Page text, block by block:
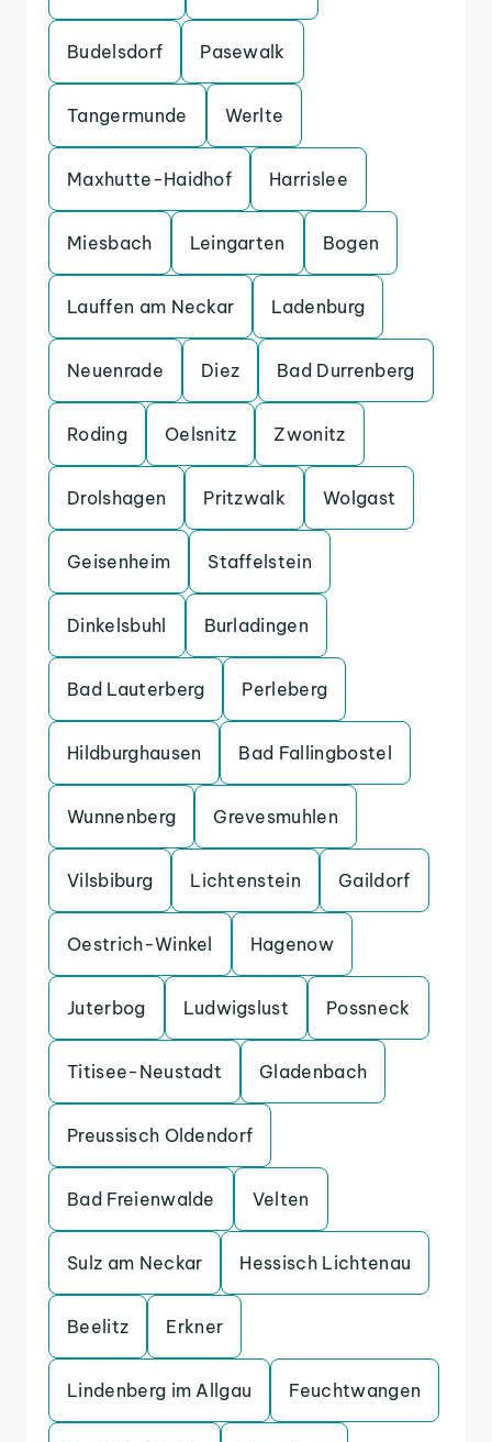
Budelsdorf Pasewalk
Tangermunde Werlte
Maxhutte-Haidhof Harrislee
Miesbach Leingarten Bogen
Lauffen am Neckar Ladenburg
Neuenrade Diez Bad Durrenberg
Roding Oelsnitz Zwonitz
Drolshagen Pritzwalk Wolgast
Geisenheim Staffelstein
Dinkelsbuhl Burladingen
Bad Lauterberg Perleberg
Hildburghausen Bad Fallingbostel
Wunnenberg Grevesmuhlen
Vilsbiburg Lichtenstein Gaildorf
Oestrich-Winkel Hagenow
Juterbog Ludwigslust Possneck
Titisee-Neustadt Gladenbach
Preussisch Oldendorf
Bad Freienwalde Velten
Sulz am Neckar Hessisch Lichtenau
Beelitz Erkner
Lindenberg im Allgau Feuchtwangen